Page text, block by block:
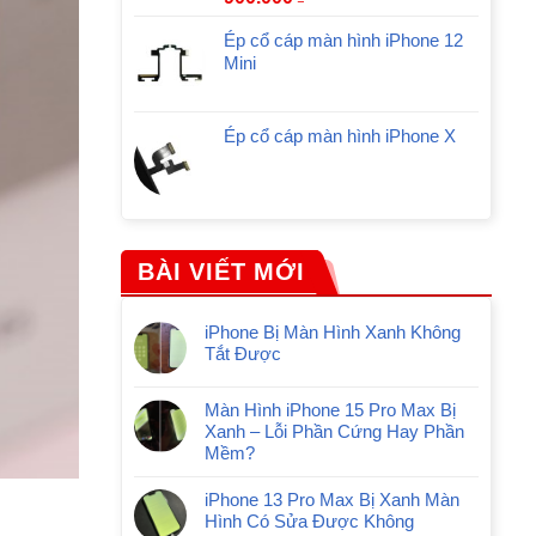
Ép cổ cáp màn hình iPhone 12
Mini
Ép cổ cáp màn hình iPhone X
BÀI VIẾT MỚI
iPhone Bị Màn Hình Xanh Không
Tắt Được
Màn Hình iPhone 15 Pro Max Bị
Xanh – Lỗi Phần Cứng Hay Phần
Mềm?
iPhone 13 Pro Max Bị Xanh Màn
Hình Có Sửa Được Không